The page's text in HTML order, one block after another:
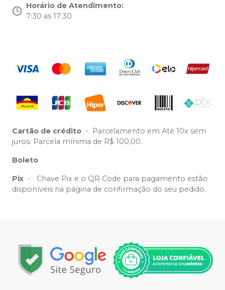
Horário de Atendimento:
7:30 as 17:30
Cartão de crédito -
Parcelamento em Até 10x sem
juros. Parcela mínima de R$ 100,00.
Boleto
Pix -
Chave Pix e o QR Code para pagamento estão
disponíveis na página de confirmação do seu pedido.